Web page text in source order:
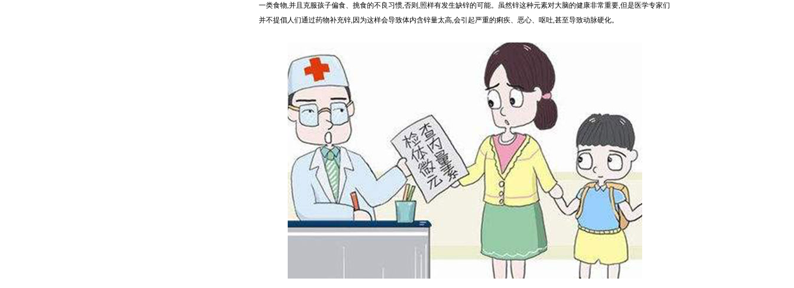
一类食物,并且克服孩子偏食、挑食的不良习惯,否则,照样有发生缺锌的可能。虽然锌这种元素对大脑的健康非常重要,但是医学专家们
并不提倡人们通过药物补充锌,因为这样会导致体内含锌量太高,会引起严重的痢疾、恶心、呕吐,甚至导致动脉硬化。